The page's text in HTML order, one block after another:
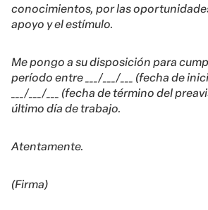
conocimientos, por las
apoyo y el estímulo.
Me pongo a su disposición para
período entre ___/___/___ (fecha de
___/___/___ (fecha de término del
último día de trabajo.
Atentamente.
(Firma)